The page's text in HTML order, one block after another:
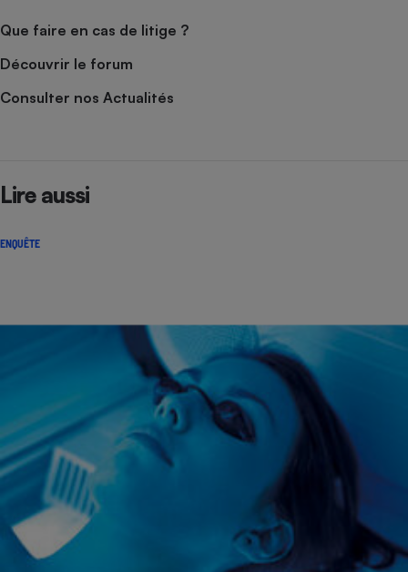
Que faire en cas de litige ?
Découvrir le forum
Consulter nos Actualités
Lire aussi
ENQUÊTE